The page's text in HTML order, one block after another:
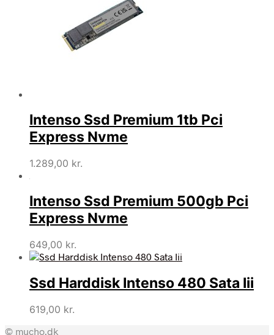
Intenso Ssd Premium 1tb Pci
Express Nvme
1.289,00 kr.
Intenso Ssd Premium 500gb Pci
Express Nvme
649,00 kr.
Ssd Harddisk Intenso 480 Sata Iii
619,00 kr.
© mucho.dk